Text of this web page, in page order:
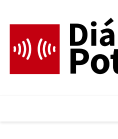
content